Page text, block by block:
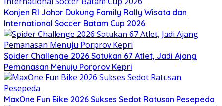
Konjen RI Johor Dukung Family Rally Wisata dan
International Soccer Batam Cup 2026
Spider Challenge 2026 Satukan 67 Atlet, Jadi Ajang
Pemanasan Menuju Porprov Kepri
MaxOne Fun Bike 2026 Sukses Sedot Ratusan Pesepeda